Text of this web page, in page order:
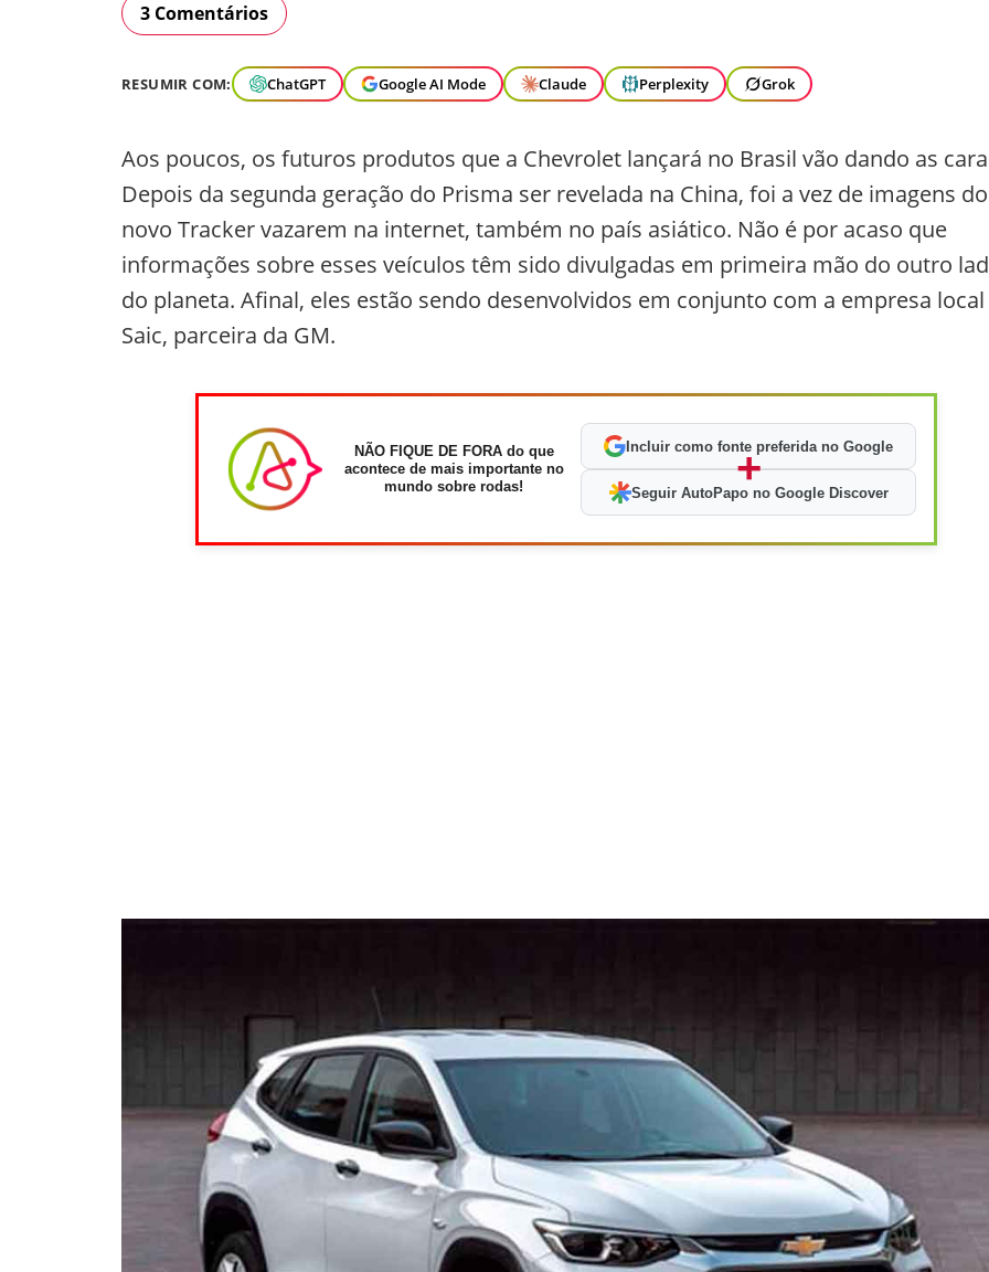
3 Comentários
RESUMIR COM: ChatGPT Google AI Mode Claude Perplexity Grok
Aos poucos, os futuros produtos que a Chevrolet lançará no Brasil vão dando as
Depois da segunda geração do Prisma ser revelada na China, foi a vez de imagens do
novo Tracker vazarem na internet, também no país asiático. Não é por acaso que
informações sobre esses veículos têm sido divulgadas em primeira mão do outro
do planeta. Afinal, eles estão sendo desenvolvidos em conjunto com a empresa local
Saic, parceira da GM.
NÃO FIQUE DE FORA do que
acontece de mais importante no
mundo sobre rodas!
Incluir como fonte preferida no Google
+
Seguir AutoPapo no Google Discover